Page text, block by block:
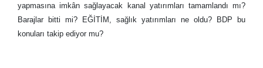
yapmasına imkân sağlayacak kanal yatırımları tamamlandı mı?
Barajlar bitti mi? EĞİTİM, sağlık yatırımları ne oldu? BDP bu
konuları takip ediyor mu?